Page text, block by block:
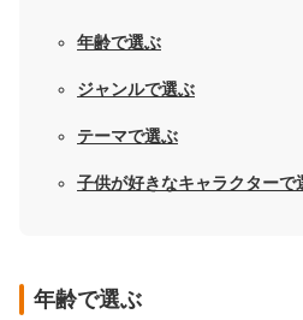
年齢で選ぶ
ジャンルで選ぶ
テーマで選ぶ
子供が好きなキャラクターで
年齢で選ぶ